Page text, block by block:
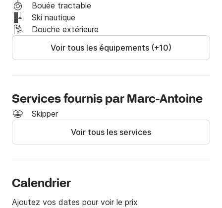
Accessoire sport nautique (bouée tractée,
wakeboard, ski nautique, paddle) : 25€ / jour TTC 🏄‍♂️
🚤
Sueblue : 45€ / jour TTC 🤿
contacter. 📞✨
Capacité de 12 personnes si le bateau est loué seul et
11 s'il est loué avec skipper.
Bouée tractable
Ski nautique
Douche extérieure
Voir tous les équipements (+10)
Services fournis par Marc-Antoine
Skipper
Voir tous les services
Calendrier
Ajoutez vos dates pour voir le prix